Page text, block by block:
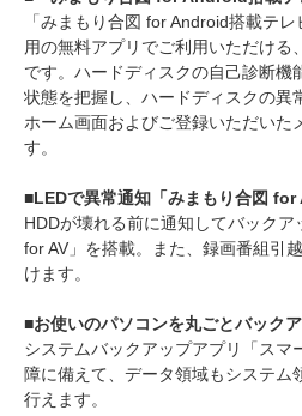
「みまもり合図 for Android搭載テ
用の無料アプリでご利用いただける
です。ハードディスクの自己診断機
状態を把握し、ハードディスクの異
ホーム画面およびご登録いただいた
す。
■LEDで異常通知「みまもり合図 for
HDDが壊れる前に通知してバックア
for AV」を搭載。また、録画番組引
けます。
■お使いのパソコンを丸ごとバック
システムバックアップアプリ「スマ
障に備えて、データ領域もシステム
行えます。